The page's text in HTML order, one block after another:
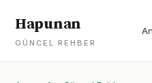
Hapunan
GÜNCEL REHBER